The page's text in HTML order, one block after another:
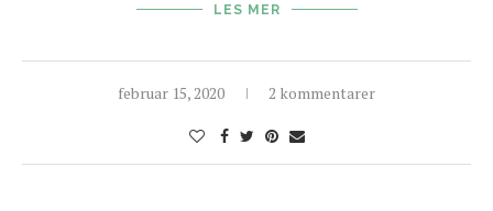
LES MER
februar 15, 2020 2 kommentarer